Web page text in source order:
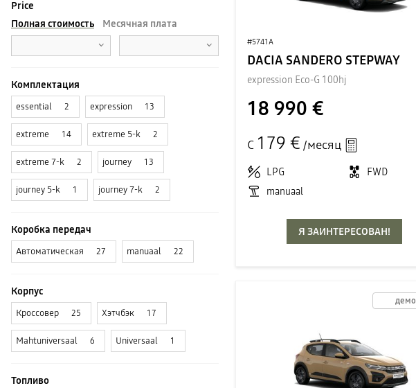
Price
Полная стоимость
Месячная плата
Комплектация
essential 2 expression 13
extreme 14 extreme 5-k 2
extreme 7-k 2 journey 13
journey 5-k 1 journey 7-k 2
Коробка передач
Автоматическая 27 manuaal 22
Корпус
Кроссовер 25 Хэтчбэк 17
Mahtuniversaal 6 Universaal 1
Топливо
#5741A
DACIA SANDERO STEPWAY
expression Eco-G 100hj
18 990 €
С 179 € /месяц
LPG
FWD
manuaal
Я ЗАИНТЕРЕСОВАН!
демо